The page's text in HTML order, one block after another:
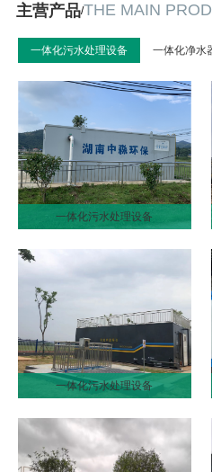
主营产品/THE MAIN
一体化污水处理设备 一体化净水
一体化污水处理设备
一体化污水处理设备